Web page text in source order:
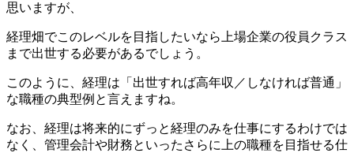
思いますが、
経理畑でこのレベルを目指したいなら上場企業の役員クラス
まで出世する必要があるでしょう。
このように、経理は「出世すれば高年収／しなければ普通」
な職種の典型例と言えますね。
なお、経理は将来的にずっと経理のみを仕事にするわけでは
なく、管理会計や財務といったさらに上の職種を目指せる仕